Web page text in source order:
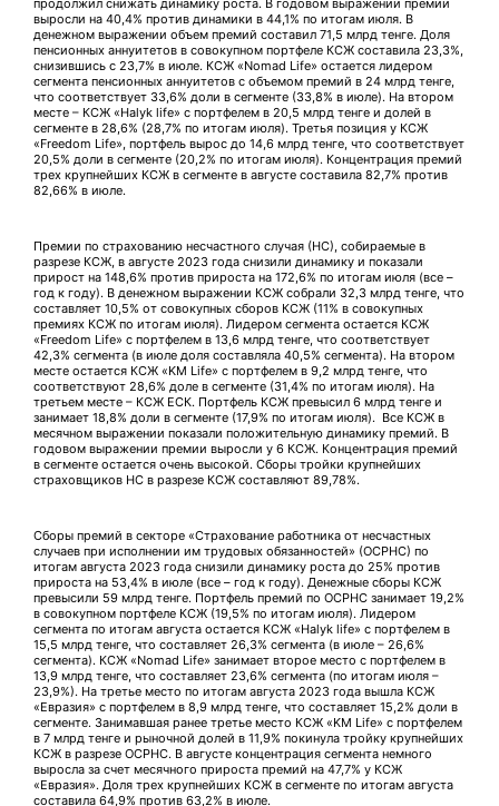
продолжил снижать динамику роста. В годовом выражении премии
выросли на 40,4% против динамики в 44,1% по итогам июля. В
денежном выражении объем премий составил 71,5 млрд тенге. Доля
пенсионных аннуитетов в совокупном портфеле КСЖ составила 23,3%,
снизившись с 23,7% в июле. КСЖ «Nomad Life» остается лидером
сегмента пенсионных аннуитетов с объемом премий в 24 млрд тенге,
что соответствует 33,6% доли в сегменте (33,8% в июле). На втором
месте – КСЖ «Halyk life» с портфелем в 20,5 млрд тенге и долей в
сегменте в 28,6% (28,7% по итогам июля). Третья позиция у КСЖ
«Freedom Life», портфель вырос до 14,6 млрд тенге, что соответствует
20,5% доли в сегменте (20,2% по итогам июля). Концентрация премий
трех крупнейших КСЖ в сегменте в августе составила 82,7% против
82,66% в июле.
Премии по страхованию несчастного случая (НС), собираемые в
разрезе КСЖ, в августе 2023 года снизили динамику и показали
прирост на 148,6% против прироста на 172,6% по итогам июля (все –
год к году). В денежном выражении КСЖ собрали 32,3 млрд тенге, что
составляет 10,5% от совокупных сборов КСЖ (11% в совокупных
премиях КСЖ по итогам июля). Лидером сегмента остается КСЖ
«Freedom Life» с портфелем в 13,6 млрд тенге, что соответствует
42,3% сегмента (в июле доля составляла 40,5% сегмента). На втором
месте остается КСЖ «KM Life» с портфелем в 9,2 млрд тенге, что
соответствуют 28,6% доле в сегменте (31,4% по итогам июля). На
третьем месте – КСЖ ЕСК. Портфель КСЖ превысил 6 млрд тенге и
занимает 18,8% доли в сегменте (17,9% по итогам июля). Все КСЖ в
месячном выражении показали положительную динамику премий. В
годовом выражении премии выросли у 6 КСЖ. Концентрация премий
в сегменте остается очень высокой. Сборы тройки крупнейших
страховщиков НС в разрезе КСЖ составляют 89,78%.
Сборы премий в секторе «Страхование работника от несчастных
случаев при исполнении им трудовых обязанностей» (ОСРНС) по
итогам августа 2023 года снизили динамику роста до 25% против
прироста на 53,4% в июле (все – год к году). Денежные сборы КСЖ
превысили 59 млрд тенге. Портфель премий по ОСРНС занимает 19,2%
в совокупном портфеле КСЖ (19,5% по итогам июля). Лидером
сегмента по итогам августа остается КСЖ «Halyk life» с портфелем в
15,5 млрд тенге, что составляет 26,3% сегмента (в июле – 26,6%
сегмента). КСЖ «Nomad Life» занимает второе место с портфелем в
13,9 млрд тенге, что составляет 23,6% сегмента (по итогам июля –
23,9%). На третье место по итогам августа 2023 года вышла КСЖ
«Евразия» с портфелем в 8,9 млрд тенге, что составляет 15,2% доли в
сегменте. Занимавшая ранее третье место КСЖ «KM Life» с портфелем
в 7 млрд тенге и рыночной долей в 11,9% покинула тройку крупнейших
КСЖ в разрезе ОСРНС. В августе концентрация сегмента немного
выросла за счет месячного прироста премий на 47,7% у КСЖ
«Евразия». Доля трех крупнейших КСЖ в сегменте по итогам августа
составила 64,9% против 63,2% в июле.